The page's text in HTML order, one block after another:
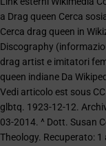
a Drag queen Cerca
Cerca drag queen in
Discography
drag artist e imitatori
queen indiane Da
Vedi articolo est sous CC
glbtq. 1923-12-12.
03-2014. ^ Dott. Susan
Theology. Recuperato: